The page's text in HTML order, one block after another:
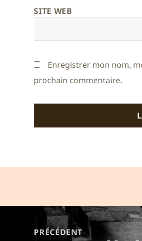
SITE WEB
Enregistrer mon nom,
prochain commentaire.
Navigation
PRÉCÉDENT